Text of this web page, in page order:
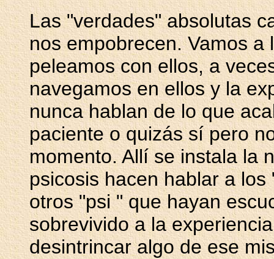
Las "verdades" absolutas
nos empobrecen. Vamos
peleamos con ellos, a
navegamos en ellos y la
nunca hablan de lo que
paciente o quizás sí pero
momento. Allí se instala la
psicosis hacen hablar a
otros "psi " que hayan
sobrevivido a la
desintrincar algo de ese